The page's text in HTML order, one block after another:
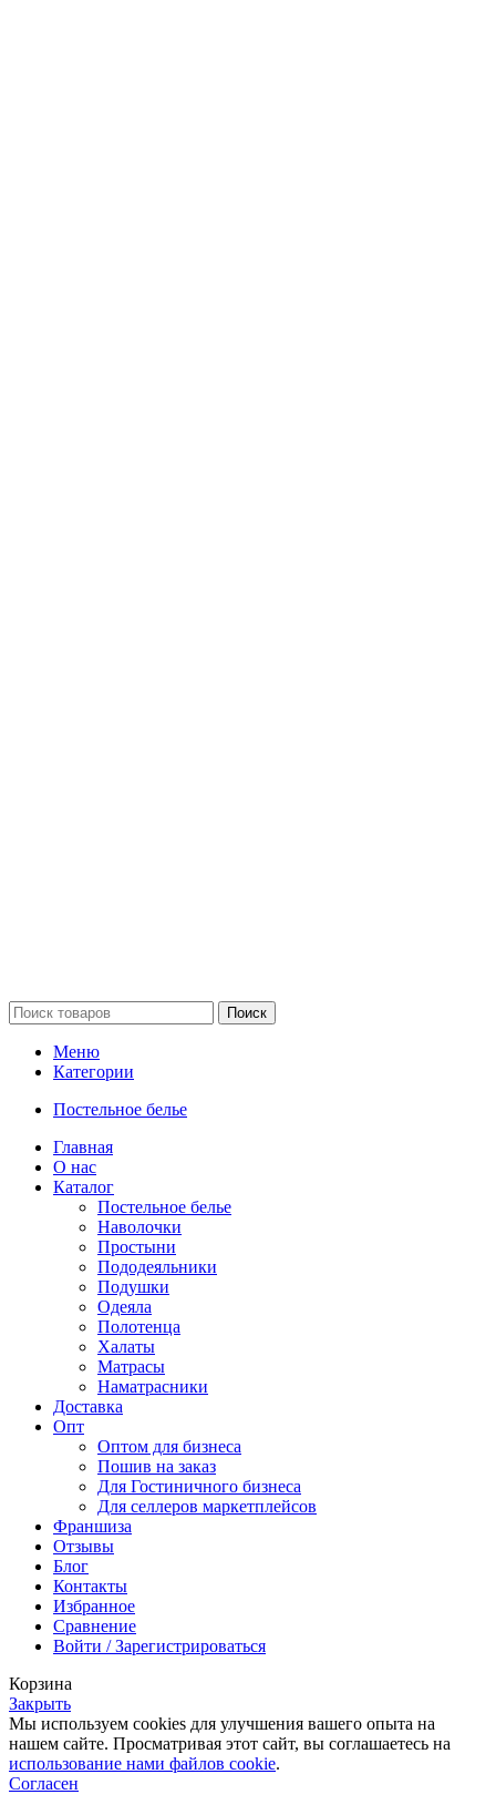
Поиск
Меню
Категории
Постельное белье
Главная
О нас
Каталог
Постельное белье
Наволочки
Простыни
Пододеяльники
Подушки
Одеяла
Полотенца
Халаты
Матрасы
Наматрасники
Доставка
Опт
Оптом для бизнеса
Пошив на заказ
Для Гостиничного бизнеса
Для селлеров маркетплейсов
Франшиза
Отзывы
Блог
Контакты
Избранное
Сравнение
Войти / Зарегистрироваться
Корзина
Закрыть
Мы используем cookies для улучшения вашего опыта на
нашем сайте. Просматривая этот сайт, вы соглашаетесь на
использование нами файлов cookie.
Согласен